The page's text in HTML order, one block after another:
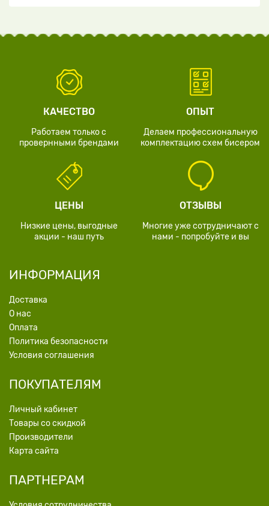
КАЧЕСТВО
Работаем только с
провернными брендами
ОПЫТ
Делаем профессиональную
комплектацию схем бисером
ЦЕНЫ
Низкие цены, выгодные
акции - наш путь
ОТЗЫВЫ
Многие уже сотрудничают с
нами - попробуйте и вы
ИНФОРМАЦИЯ
Доставка
О нас
Оплата
Политика безопасности
Условия соглашения
ПОКУПАТЕЛЯМ
Личный кабинет
Товары со скидкой
Производители
Карта сайта
ПАРТНЕРАМ